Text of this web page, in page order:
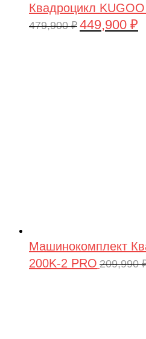
Квадроцикл
479,900₽ 449,900 ₽
Машинокомплект
200K-2 PRO 209,990